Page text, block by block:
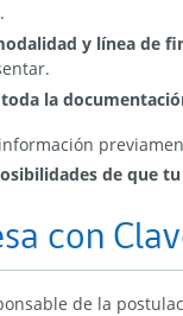
y línea de
la
de que
con
de la